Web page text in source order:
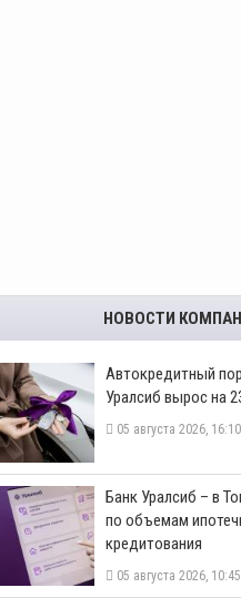
НОВОСТИ
​Автокредитный
Уралсиб вырос на
05 августа 2026, 16:10
​Банк Уралсиб – в
по объемам
кредитования
05 августа 2026, 10:45